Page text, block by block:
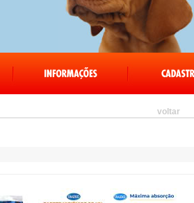
voltar